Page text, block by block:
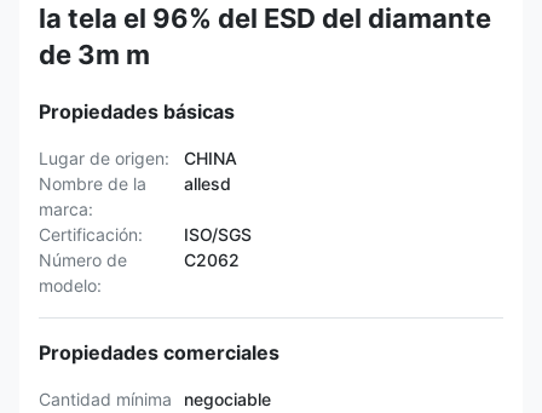
la tela el 96% del ESD del diamante
de 3m m
Propiedades básicas
Lugar de origen:
CHINA
Nombre de la
marca:
allesd
Certificación:
ISO/SGS
Número de
modelo:
C2062
Propiedades comerciales
Cantidad mínima
negociable